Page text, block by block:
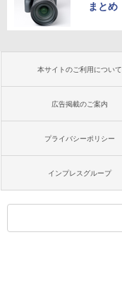
まとめ
本サイトのご利用について
広告掲載のご案内
プライバシーポリシー
インプレスグループ